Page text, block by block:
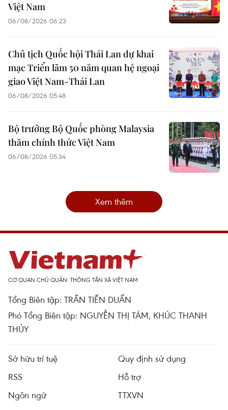
Việt Nam
06/08/2026 06:23
Chủ tịch Quốc hội Thái Lan dự khai
mạc Triển lãm 50 năm quan hệ ngoại
giao Việt Nam-Thái Lan
06/08/2026 05:48
Bộ trưởng Bộ Quốc phòng Malaysia
thăm chính thức Việt Nam
06/08/2026 05:34
Xem thêm
CƠ QUAN CHỦ QUẢN: THÔNG TẤN XÃ VIỆT NAM
Tổng Biên tập: TRẦN TIẾN DUẨN
Phó Tổng Biên tập: NGUYỄN THỊ TÁM, KHÚC THANH
THỦY
Sở hữu trí tuệ
Quy định sử dụng
RSS
Hỗ trợ
Ngôn ngữ
TTXVN